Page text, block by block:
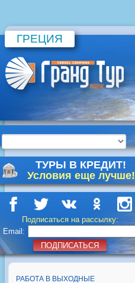
ГРЕЦИЯ
ТУРЫ В КРЕДИТ!
Условия еще лучше!
Подписаться на рассылку:
Email:
ПОДПИСАТЬСЯ
РАБОТА В ВЫХОДНЫЕ